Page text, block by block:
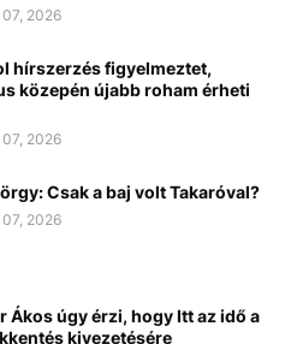
2026
hírszerzés figyelmeztet,
közepén újabb roham érheti
2026
Csak a baj volt Takaróval?
2026
Ákos úgy érzi, hogy Itt az idő a
kivezetésére